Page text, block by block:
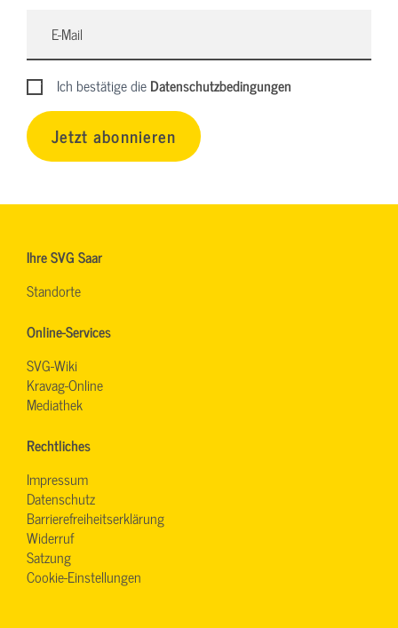
Ich bestätige dieDatenschutzbedingungen
Jetzt abonnieren
Ihre SVG Saar
Standorte
Online-Services
SVG-Wiki
Kravag-Online
Mediathek
Rechtliches
Impressum
Datenschutz
Barrierefreiheitserklärung
Widerruf
Satzung
Cookie-Einstellungen